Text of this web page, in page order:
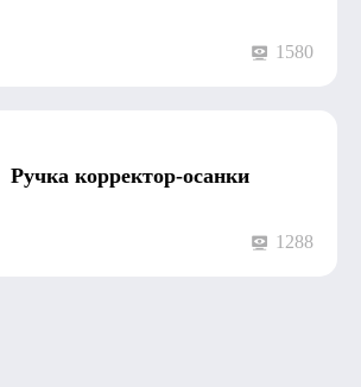
1580
Ручка корректор-осанки
1288